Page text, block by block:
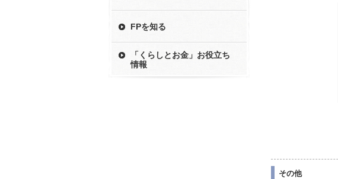
FPを知る
「くらしとお金」お役立ち
情報
その他